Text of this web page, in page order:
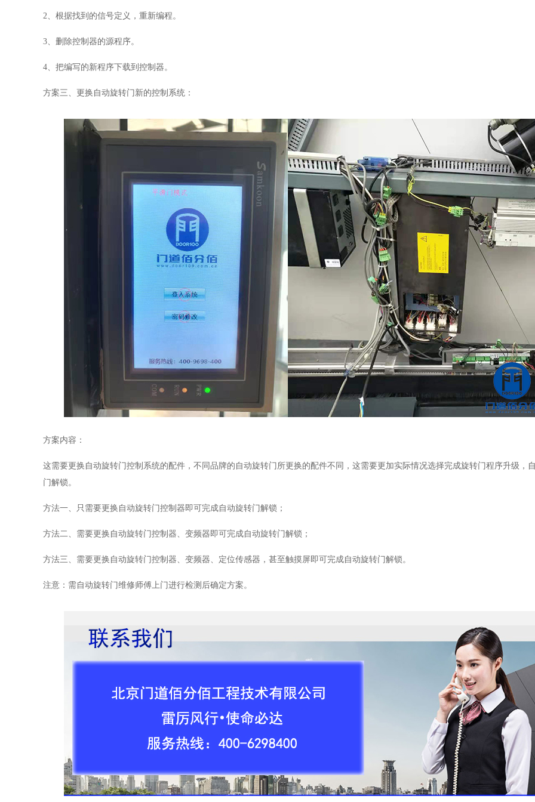
2、根据找到的信号定义，重新编程。
3、删除控制器的源程序。
4、把编写的新程序下载到控制器。
方案三、更换自动旋转门新的控制系统：
方案内容：
这需要更换自动旋转门控制系统的配件，不同品牌的自动旋转门所更换的配件不同，这需要更加实际情况选择完成旋转门程序升级，
门解锁。
方法一、只需要更换自动旋转门控制器即可完成自动旋转门解锁；
方法二、需要更换自动旋转门控制器、变频器即可完成自动旋转门解锁；
方法三、需要更换自动旋转门控制器、变频器、定位传感器，甚至触摸屏即可完成自动旋转门解锁。
注意：需自动旋转门维修师傅上门进行检测后确定方案。